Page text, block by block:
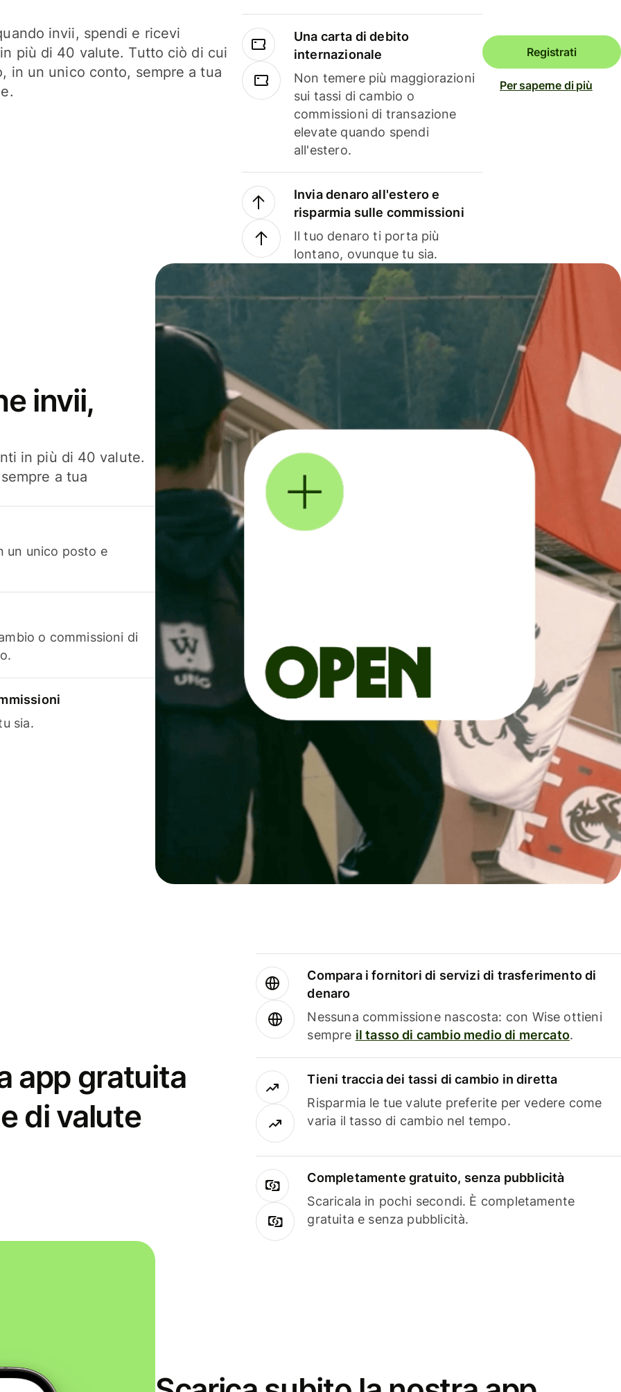
invii, spendi e ricevi
più di 40 valute. Tutto ciò di cui
in un unico conto, sempre a tua
Una carta di debito
internazionale
Non temere più maggiorazioni
sui tassi di cambio o
commissioni di transazione
elevate quando spendi
all'estero.
Invia denaro all'estero e
risparmia sulle commissioni
Il tuo denaro ti porta più
lontano, ovunque tu sia.
Registrati
Per saperne di più
invii,
in più di 40 valute.
a tua
un unico posto e
o commissioni di
sia.
app gratuita
di valute
Compara i fornitori di servizi di trasferimento di
denaro
Nessuna commissione nascosta: con Wise ottieni
sempre il tasso di cambio medio di mercato.
Tieni traccia dei tassi di cambio in diretta
Risparmia le tue valute preferite per vedere come
varia il tasso di cambio nel tempo.
Completamente gratuito, senza pubblicità
Scaricala in pochi secondi. È completamente
gratuita e senza pubblicità.